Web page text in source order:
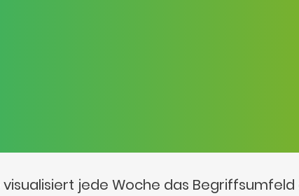
visualisiert jede Woche das Begriffsumfeld